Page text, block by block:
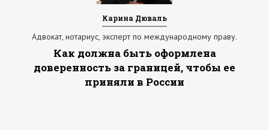
Карина Дюваль
Адвокат, нотариус, эксперт по международному праву.
Как должна быть оформлена
доверенность за границей, чтобы ее
приняли в России